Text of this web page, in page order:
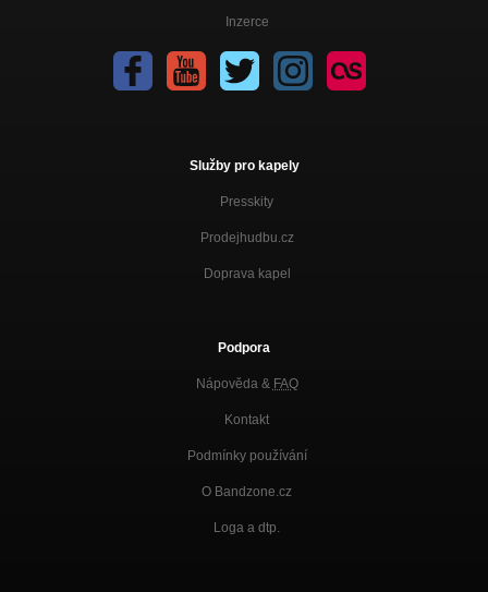
Inzerce
Služby pro kapely
Presskity
Prodejhudbu.cz
Doprava kapel
Podpora
Nápověda & FAQ
Kontakt
Podmínky používání
O Bandzone.cz
Loga a dtp.